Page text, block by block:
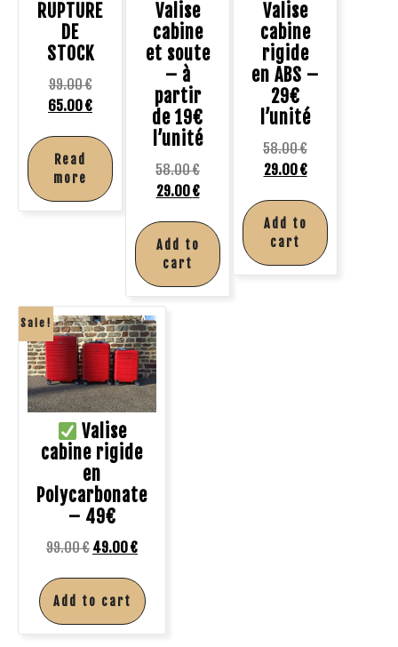
RUPTURE
DE
STOCK
99.00€
65.00€
Read
more
Valise
cabine
et soute
– à
partir
de 19€
l’unité
58.00€
29.00€
Add to
cart
Valise
cabine
rigide
en ABS –
29€
l’unité
58.00€
29.00€
Add to
cart
Sale!
Valise
cabine rigide
en
Polycarbonate
– 49€
99.00€ 49.00€
Add to cart